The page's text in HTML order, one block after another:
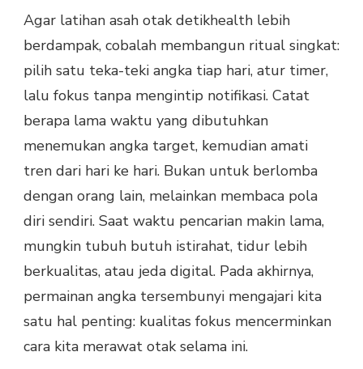
Agar latihan asah otak detikhealth lebih
berdampak, cobalah membangun ritual singkat:
pilih satu teka-teki angka tiap hari, atur timer,
lalu fokus tanpa mengintip notifikasi. Catat
berapa lama waktu yang dibutuhkan
menemukan angka target, kemudian amati
tren dari hari ke hari. Bukan untuk berlomba
dengan orang lain, melainkan membaca pola
diri sendiri. Saat waktu pencarian makin lama,
mungkin tubuh butuh istirahat, tidur lebih
berkualitas, atau jeda digital. Pada akhirnya,
permainan angka tersembunyi mengajari kita
satu hal penting: kualitas fokus mencerminkan
cara kita merawat otak selama ini.